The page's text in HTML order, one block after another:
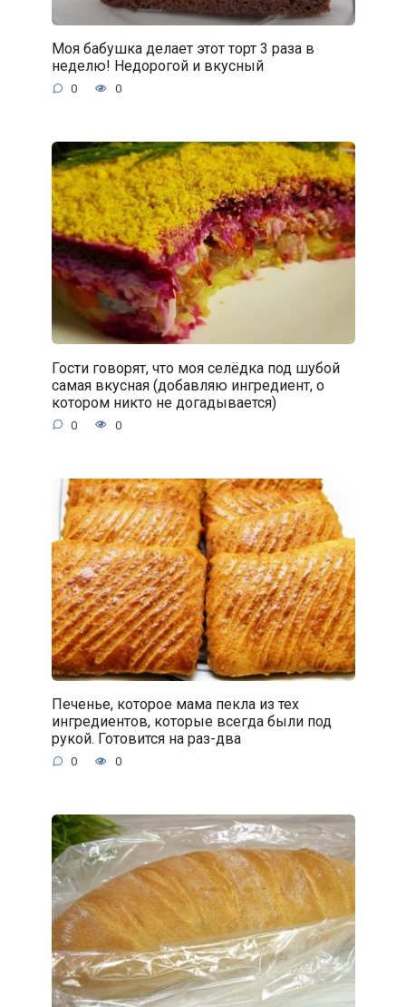
Моя бабушка делает этот торт 3 раза в
неделю! Недорогой и вкусный
0 0
Гости говорят, что моя селёдка под шубой
самая вкусная (добавляю ингредиент, о
котором никто не догадывается)
0 0
Печенье, которое мама пекла из тех
ингредиентов, которые всегда были под
рукой. Готовится на раз-два
0 0